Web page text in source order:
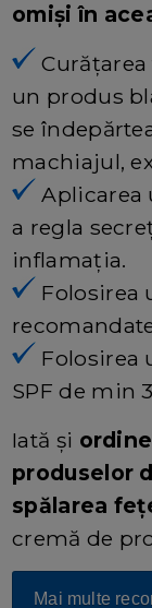
omiși în
un produs
se
machiajul,
Aplicarea
a regla
inflamația.
Folosirea
Folosirea
SPF de min
Iată și
produselor
spălarea
cremă de
Mai multe